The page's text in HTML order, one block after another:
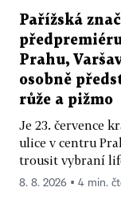
Pařížská
Prahu,
osobně
růže a pižmo
Je 23. července
ulice v centru
trousit vybraní
8. 8. 2026 ▪ 4 min.